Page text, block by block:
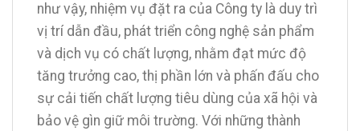
như vậy, nhiệm vụ đặt ra của Công ty là duy trì
vị trí dẫn đầu, phát triển công nghệ sản phẩm
và dịch vụ có chất lượng, nhằm đạt mức độ
tăng trưởng cao, thị phần lớn và phấn đấu cho
sự cải tiến chất lượng tiêu dùng của xã hội và
bảo vệ gìn giữ môi trường. Với những thành